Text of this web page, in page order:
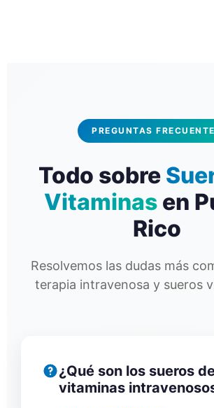
PREGUNTAS
Todo sobre
Vitaminas en
Rico
Resolvemos las dudas más
terapia intravenosa y sueros
¿Qué son los sueros
vitaminas